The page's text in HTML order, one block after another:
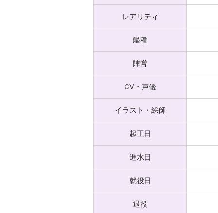
レアリティ
艦種
陣営
CV・声優
イラスト・絵師
起工日
進水日
就役日
退役